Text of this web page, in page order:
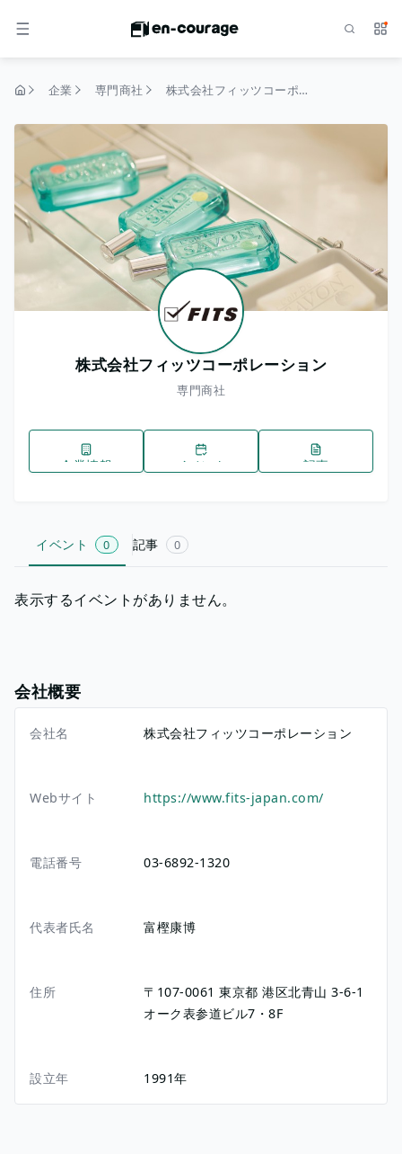
メニュー サ
企業 専門商社 株式会社フィッツコーポレーション
株式会社フィッツコーポレーション
専門商社
企業情報 イベント 記事
イベント 0 記事 0
表示するイベントがありません。
会社概要
会社名 株式会社フィッツコーポレーション
Webサイト https://www.fits-japan.com/
電話番号 03-6892-1320
代表者氏名 富樫康博
住所 〒107-0061東京都港区北青山 3-6-1
オーク表参道ビル7・8F
設立年 1991年